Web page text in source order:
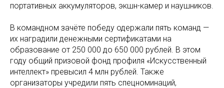
портативных аккумуляторов, экшн-камер и наушников.
В командном зачёте победу одержали пять команд —
их наградили денежными сертификатами на
образование от 250 000 до 650 000 рублей. В этом
году общий призовой фонд профиля «Искусственный
интеллект» превысил 4 млн рублей. Также
организаторы учредили пять спецноминаций,